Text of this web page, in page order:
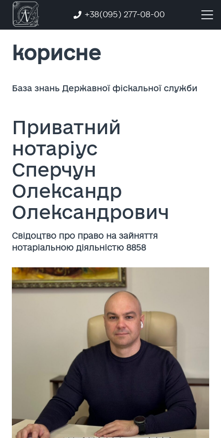
+38(095) 277-08-00
корисне
База знань Державної фіскальної служби
Приватний
нотаріус
Сперчун
Олександр
Олександрович
Cвідоцтво про право на зайняття
нотаріальною діяльністю 8858